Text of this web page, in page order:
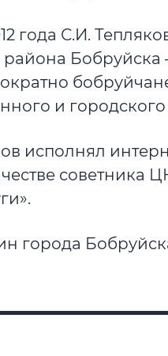
года С.И.
и городского
исполнял
города